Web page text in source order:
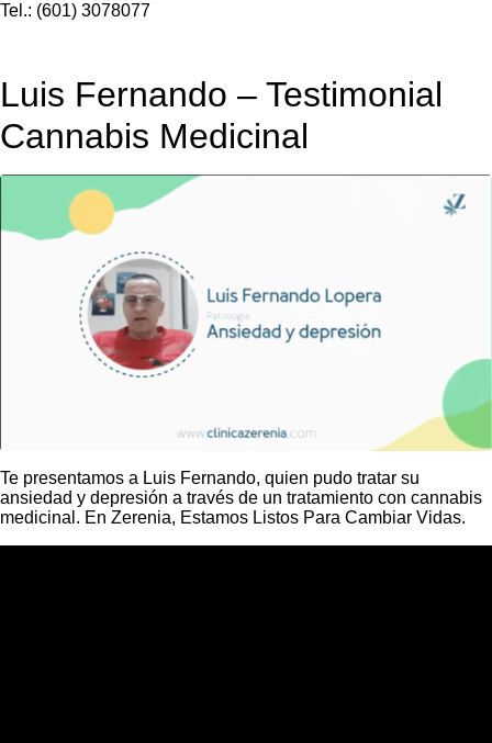
Tel.: (601) 3078077
Luis Fernando – Testimonial
Cannabis Medicinal
Te presentamos a Luis Fernando, quien pudo tratar su
ansiedad y depresión a través de un tratamiento con cannabis
medicinal. En Zerenia, Estamos Listos Para Cambiar Vidas.